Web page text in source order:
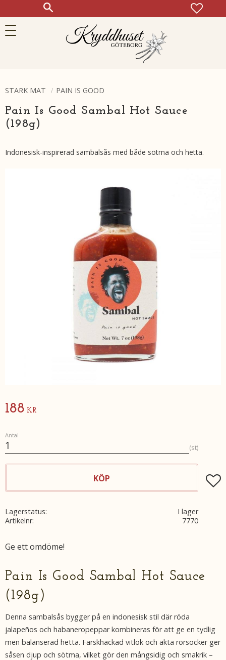
STARK MAT PAIN IS GOOD
Pain Is Good Sambal Hot Sauce
(198g)
Indonesisk-inspirerad sambalsås med både sötma och hetta.
188 KR
Antal
st
KÖP
Lagerstatus
I lager
Artikelnr
7770
Ge ett omdöme!
Pain Is Good Sambal Hot Sauce
(198g)
Denna sambalsås bygger på en indonesisk stil där röda
jalapeños och habaneropeppar kombineras för att ge en tydlig
men balanserad hetta. Färskhackad vitlök och äkta rörsocker ger
såsen djup och sötma, vilket gör den mångsidig och smakrik –